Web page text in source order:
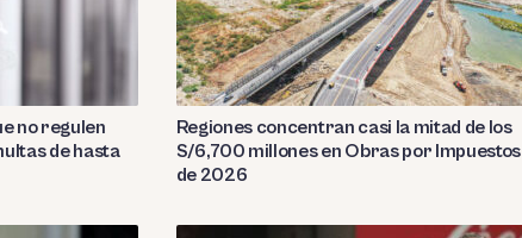
no regulen
de hasta
Regiones concentran casi la mitad de los
S/6,700 millones en Obras por Impuestos
de 2026